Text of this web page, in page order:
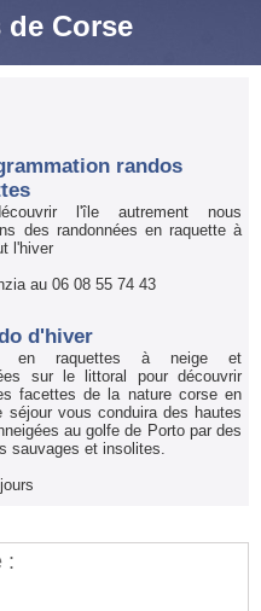
de Corse
:
randos
l'île autrement nous
des randonnées en raquette à
l'hiver
au 06 08 55 74 43
d'hiver
en raquettes à neige et
sur le littoral pour découvrir
facettes de la nature corse en
séjour vous conduira des hautes
au golfe de Porto par des
sauvages et insolites.